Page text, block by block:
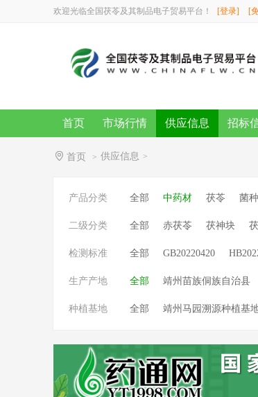
欢迎光临全国茯苓及其制品电子贸易平台！ [登录] [
首页 市场行情 供应信息 招标
首页 > 供应信息 >
产品分类 全部 中药材 茯苓 菌种
二级分类 全部 赤茯苓 茯神块
检测标准 全部 GB20220420
生产产地 全部 靖州苗族侗族自治县
种植基地 全部 靖州马园溯源种植基
贵州